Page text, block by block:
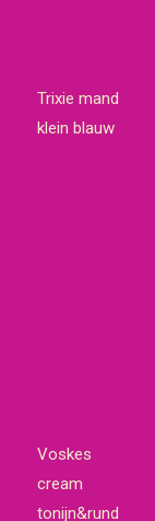
Trixie mand
klein blauw
Voskes
cream
tonijn&rund